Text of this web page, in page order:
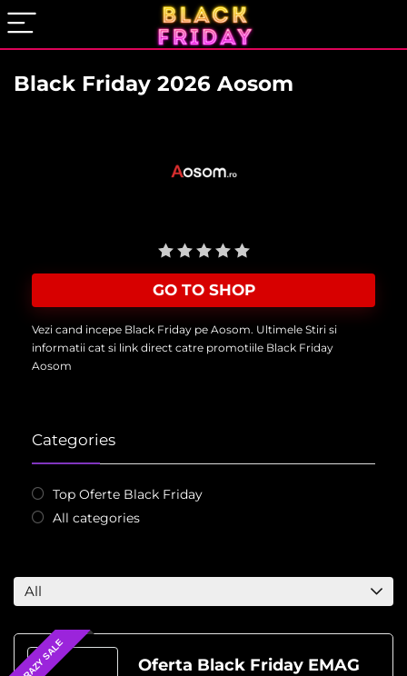
Black Friday 2026 Aosom
GO TO SHOP
Vezi cand incepe Black Friday pe Aosom. Ultimele Stiri si
informatii cat si link direct catre promotiile Black Friday
Aosom
Categories
Top Oferte Black Friday
All categories
All
CRAZY SALE Oferta Black Friday EMAG